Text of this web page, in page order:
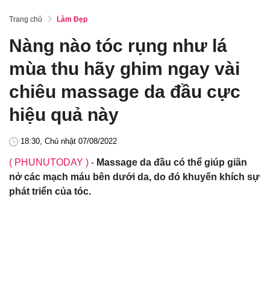
Trang chủ Làm Đẹp
Nàng nào tóc rụng như lá
mùa thu hãy ghim ngay vài
chiêu massage da đầu cực
hiệu quả này
18:30, Chủ nhật 07/08/2022
( PHUNUTODAY ) - Massage da đầu có thể giúp giãn
nở các mạch máu bên dưới da, do đó khuyến khích sự
phát triển của tóc.